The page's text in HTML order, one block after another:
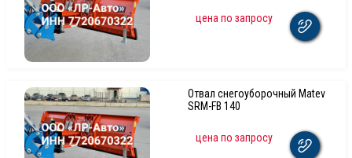
цена по запросу
Отвал снегоуборочный Matev
SRM-FB 140
цена по запросу